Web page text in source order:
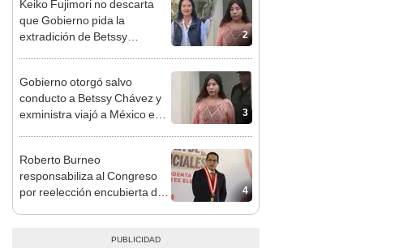
2
Keiko Fujimori no descarta
que Gobierno pida la
extradición de Betssy
3
Gobierno otorgó salvo
conducto a Betssy Chávez y
exministra viajó a México en
4
Roberto Burneo
responsabiliza al Congreso
por reelección encubierta de